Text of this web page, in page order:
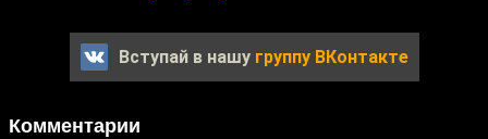
Вступай в нашу группу ВКонтакте
Комментарии